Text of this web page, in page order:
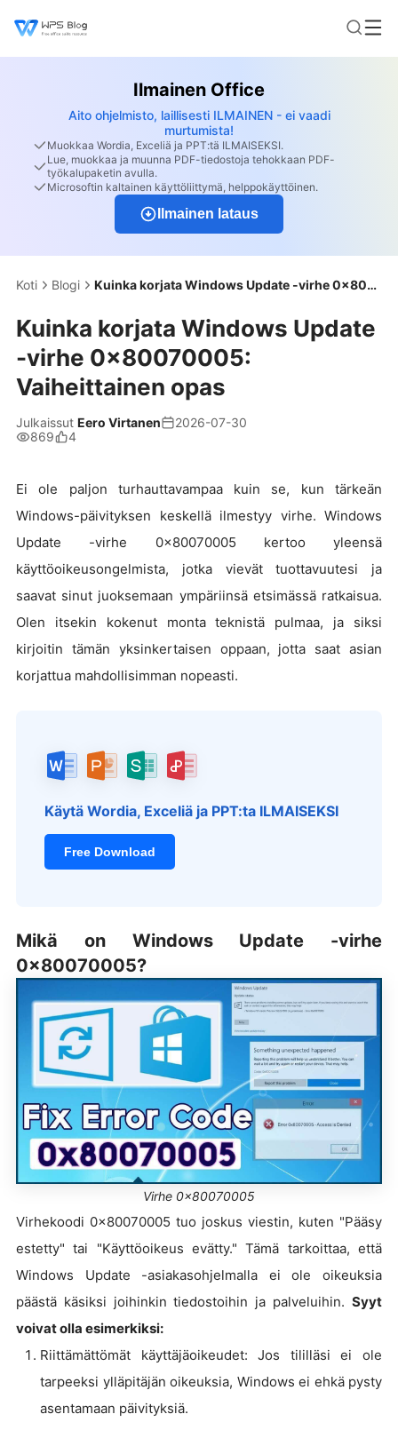
Ilmainen Office
Aito ohjelmisto, laillisesti ILMAINEN - ei vaadi
murtumista!
Muokkaa Wordia, Exceliä ja PPT:tä ILMAISEKSI.
Lue, muokkaa ja muunna PDF-tiedostoja tehokkaan PDF-
työkalupaketin avulla.
Microsoftin kaltainen käyttöliittymä, helppokäyttöinen.
Ilmainen lataus
Koti Blogi Kuinka korjata Windows Update -virhe 0x80070005: Vaiheittainen opas
Kuinka korjata Windows Update
-virhe 0x80070005:
Vaiheittainen opas
Julkaissut Eero Virtanen
2026-07-30
869
4
Ei ole paljon turhauttavampaa kuin se, kun tärkeän
Windows-päivityksen keskellä ilmestyy virhe. Windows
Update -virhe 0x80070005 kertoo yleensä
käyttöoikeusongelmista, jotka vievät tuottavuutesi ja
saavat sinut juoksemaan ympäriinsä etsimässä ratkaisua.
Olen itsekin kokenut monta teknistä pulmaa, ja siksi
kirjoitin tämän yksinkertaisen oppaan, jotta saat asian
korjattua mahdollisimman nopeasti.
Käytä Wordia, Exceliä ja PPT:ta ILMAISEKSI
Free Download
Mikä on Windows Update -virhe
0x80070005?
Virhe 0x80070005
Virhekoodi 0x80070005 tuo joskus viestin, kuten "Pääsy
estetty" tai "Käyttöoikeus evätty." Tämä tarkoittaa, että
Windows Update -asiakasohjelmalla ei ole oikeuksia
päästä käsiksi joihinkin tiedostoihin ja palveluihin. Syyt
voivat olla esimerkiksi:
Riittämättömät käyttäjäoikeudet: Jos tililläsi ei ole
tarpeeksi ylläpitäjän oikeuksia, Windows ei ehkä pysty
asentamaan päivityksiä.